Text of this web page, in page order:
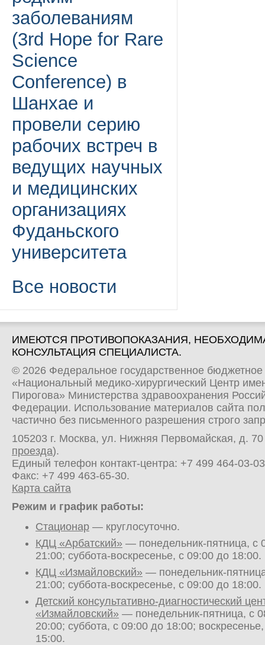
заболеваниям
(3rd Hope for Rare
Science
Conference) в
Шанхае и
провели серию
рабочих встреч в
ведущих научных
и медицинских
организациях
Фуданьского
университета
Все новости
ИМЕЮТСЯ ПРОТИВОПОКАЗАНИЯ,
КОНСУЛЬТАЦИЯ СПЕЦИАЛИСТА.
© 2026 Федеральное государственное
«Национальный медико-хирургический Центр
Пирогова» Министерства здравоохранения
Федерации. Использование материалов сайта
частично без письменного разрешения строго
105203 г. Москва, ул. Нижняя Первомайская, д.
проезда).
Единый телефон контакт-центра: +7 499 464-03-03
Факс: +7 499 463-65-30.
Карта сайта
Режим и график работы:
Стационар — круглосуточно.
КДЦ «Арбатский» — понедельник-пятница, с
21:00; суббота-воскресенье, с 09:00 до 18:00.
КДЦ «Измайловский» — понедельник-
21:00; суббота-воскресенье, с 09:00 до 18:00.
Детский консультативно-диагностический
«Измайловский» — понедельник-пятница, с
20:00; суббота, с 09:00 до 18:00;
15:00.